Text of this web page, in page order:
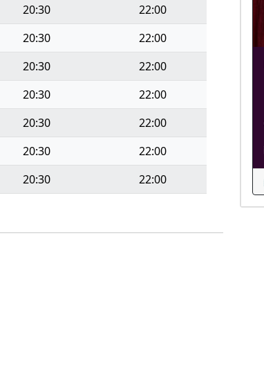
20:30
22:00
20:30
22:00
20:30
22:00
20:30
22:00
20:30
22:00
20:30
22:00
20:30 22:00